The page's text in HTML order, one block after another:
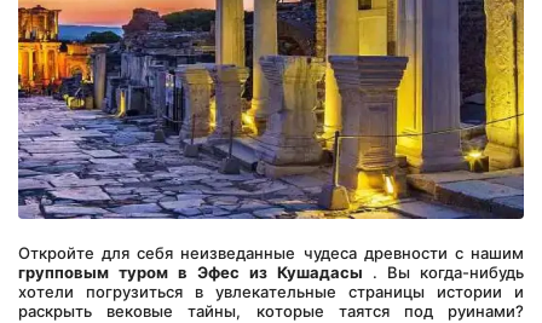
групповым туром в Эфес из Кушадасы . Вы когда-нибудь
хотели погрузиться в увлекательные страницы истории и
раскрыть вековые тайны, которые таятся под руинами?